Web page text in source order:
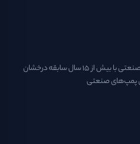
بزرگترین تامین‌کننده قطعات یدکی صنعتی با بیش از ۱۵ سال سابقه درخشان
پمپ‌های صنعتی